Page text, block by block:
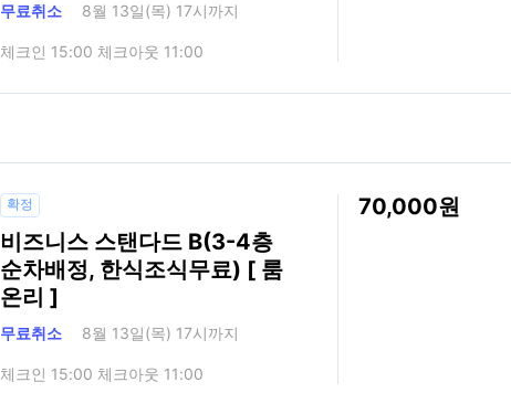
무료취소 8월 13일(목) 17시까지
체크인 15:00 체크아웃 11:00
확정
비즈니스 스탠다드 B(3-4층
순차배정, 한식조식무료) [ 룸
온리 ]
무료취소 8월 13일(목) 17시까지
체크인 15:00 체크아웃 11:00
70,000